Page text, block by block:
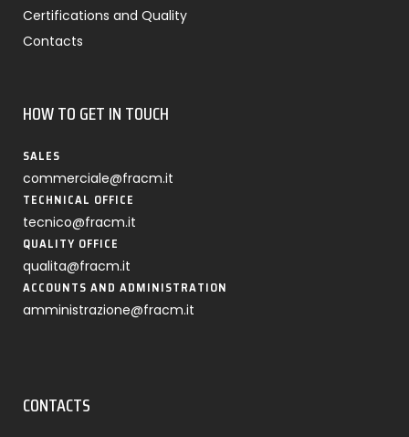
Certifications and Quality
Contacts
HOW TO GET IN TOUCH
SALES
commerciale@fracm.it
TECHNICAL OFFICE
tecnico@fracm.it
QUALITY OFFICE
qualita@fracm.it
ACCOUNTS AND ADMINISTRATION
amministrazione@fracm.it
CONTACTS